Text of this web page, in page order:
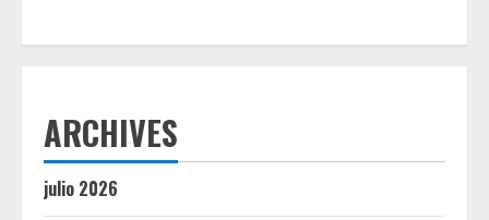
ARCHIVES
julio 2026